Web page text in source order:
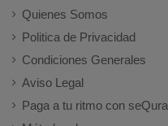
Quienes Somos
Politica de Privacidad
Condiciones Generales
Aviso Legal
Paga a tu ritmo con seQura